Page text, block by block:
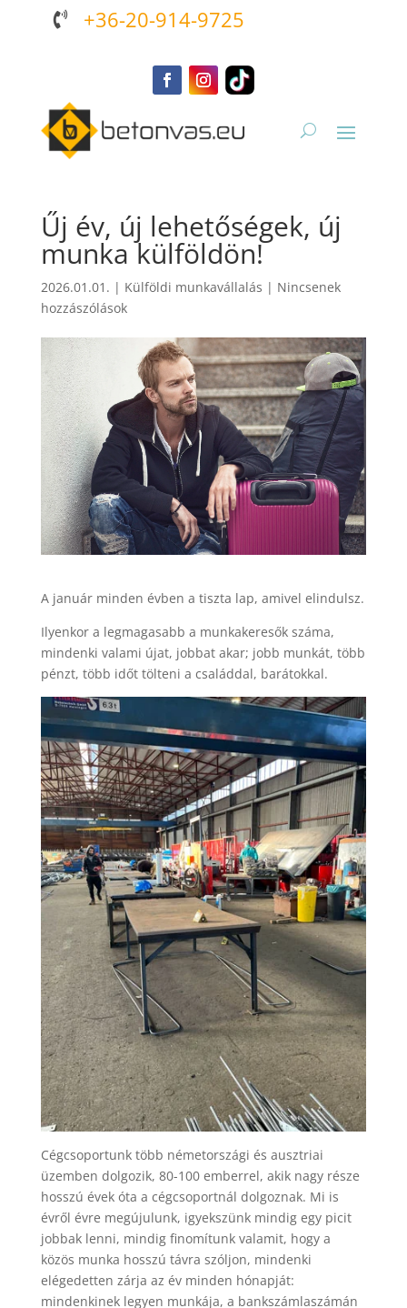
 +36-20-914-9725
Űj év, új lehetőségek, új
munka külföldön!
2026.01.01. | Külföldi munkavállalás | Nincsenek
hozzászólások
A január minden évben a tiszta lap, amivel elindulsz.
Ilyenkor a legmagasabb a munkakeresők száma,
mindenki valami újat, jobbat akar; jobb munkát, több
pénzt, több időt tölteni a családdal, barátokkal.
Cégcsoportunk több németországi és ausztriai
üzemben dolgozik, 80-100 emberrel, akik nagy része
hosszú évek óta a cégcsoportnál dolgoznak. Mi is
évről évre megújulunk, igyekszünk mindig egy picit
jobbak lenni, mindig finomítunk valamit, hogy a
közös munka hosszú távra szóljon, mindenki
elégedetten zárja az év minden hónapját:
mindenkinek legyen munkája, a bankszámlaszámán